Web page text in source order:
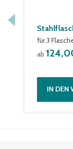
für 3
ab
IN DEN